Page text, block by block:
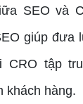
SEO và
giúp đưa
CRO tập
khách hàng.